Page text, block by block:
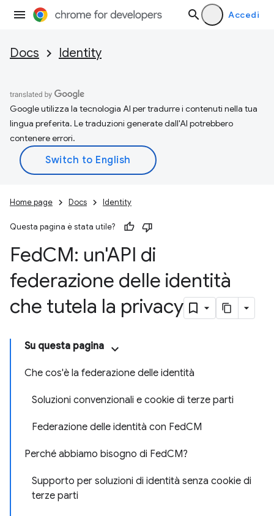
Accedi
Docs Identity
Google utilizza la tecnologia AI per tradurre i contenuti nella tua
lingua preferita. Le traduzioni generate dall'AI potrebbero
contenere errori.
Home page Docs Identity
Questa pagina è stata utile?
FedCM: un'API di
federazione delle identità
che tutela la privacy
Su questa pagina
Che cos'è la federazione delle identità
Soluzioni convenzionali e cookie di terze parti
Federazione delle identità con FedCM
Perché abbiamo bisogno di FedCM?
Supporto per soluzioni di identità senza cookie di
terze parti